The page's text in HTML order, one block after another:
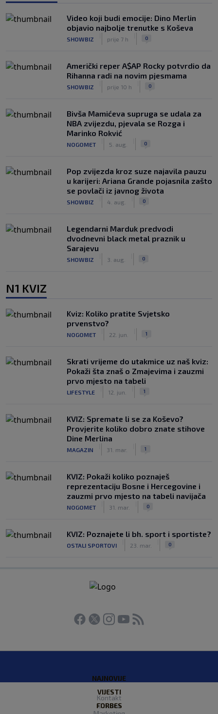
Video koji budi emocije: Dino Merlin
objavio najbolje trenutke s Koševa
SHOWBIZ prije 7 h 0
Američki reper A$AP Rocky potvrdio da
Rihanna radi na novim pjesmama
SHOWBIZ prije 10 h 0
Bivša Mamićeva supruga se udala za
NBA zvijezdu, pjevala se Rozga i
Marinko Rokvić
NOGOMET 5. aug. 0
Pop zvijezda kroz suze najavila pauzu
u karijeri: Ariana Grande pojasnila zašto
se povlači iz javnog života
SHOWBIZ 4. aug. 0
Legendarni Marduk predvodi
dvodnevni black metal praznik u
Sarajevu
SHOWBIZ 3. aug. 0
N1 KVIZ
Kviz: Koliko pratite Svjetsko
prvenstvo?
NOGOMET 22. jun. 1
Skrati vrijeme do utakmice uz naš kviz:
Pokaži šta znaš o Zmajevima i zauzmi
prvo mjesto na tabeli
LIFESTYLE 12. jun. 1
KVIZ: Spremate li se za Koševo?
Provjerite koliko dobro znate stihove
Dine Merlina
MAGAZIN 31. mar. 1
KVIZ: Pokaži koliko poznaješ
reprezentaciju Bosne i Hercegovine i
zauzmi prvo mjesto na tabeli navijača
NOGOMET 31. mar. 0
KVIZ: Poznajete li bh. sport i sportiste?
OSTALI SPORTOVI 23. mar. 0
NAJNOVIJE
VIJESTI
FORBES
Kontakt
O nama